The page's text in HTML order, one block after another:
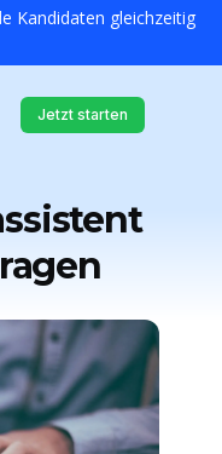
Kandidaten gleichzeitig
Jetzt starten